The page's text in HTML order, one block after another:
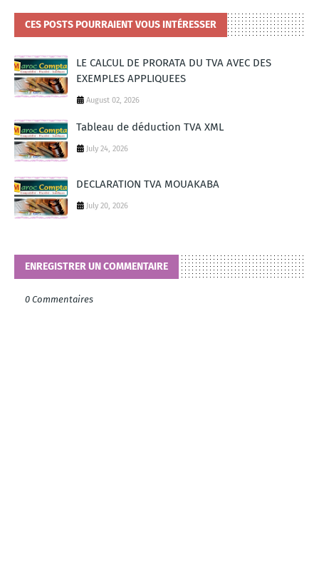
CES POSTS POURRAIENT VOUS INTÉRESSER
LE CALCUL DE PRORATA DU TVA AVEC DES
EXEMPLES APPLIQUEES
August 02, 2026
Tableau de déduction TVA XML
July 24, 2026
DECLARATION TVA MOUAKABA
July 20, 2026
ENREGISTRER UN COMMENTAIRE
0 Commentaires